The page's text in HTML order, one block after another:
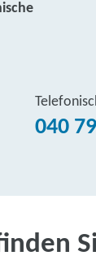
040